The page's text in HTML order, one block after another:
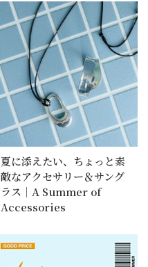
夏に添えたい、ちょっと素
敵なアクセサリー＆サング
ラス｜A Summer of
Accessories